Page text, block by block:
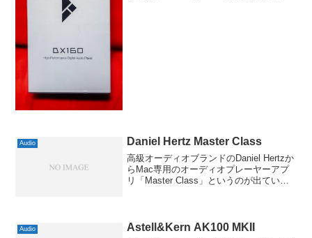
Audio Daniel Hertz Master Class
高級オーディオブランドのDaniel Hertzか
らMac専用のオーディオプレーヤーアプ
リ「Master Class」というのが出ている
Audio Astell&Kern AK100 MKII